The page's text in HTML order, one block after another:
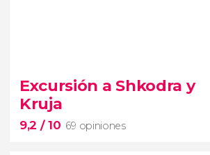
1.724 opiniones
free tour por Berat
imprescindibles de la ciudad albanesa
Excursión a Shkodra y
Kruja
9,2 / 10 69 opiniones